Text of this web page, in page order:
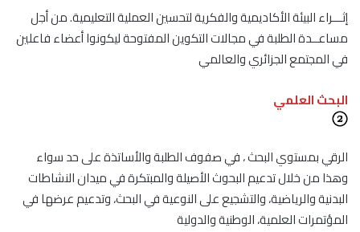
إثـــراء البيئة الأكاديمية والفكرية لتحسين العملية التعليمية. من أجل
مساعــدة الطلبة في مجالات التكوين المفتوحة ليكونوا أعضاء فاعلين
في المجتمع الجزائري والعالمي
البحث العلمي
الرقي بمستوي البحث ، في صفوف الطلبة والأساتذة على حد سواء
وهذا من خلال تدعيم البحوث الأصيلة والمبتكرة في ميدان النشاطات
البدنية والرياضية، والتشجيع على النوعية في البحث، وتدعيم عرضها في
المؤتمرات العلمية، الوطنية والدولية